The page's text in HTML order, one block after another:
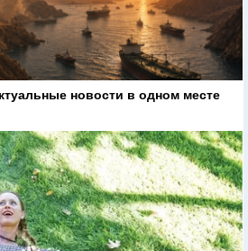
новости в одном месте